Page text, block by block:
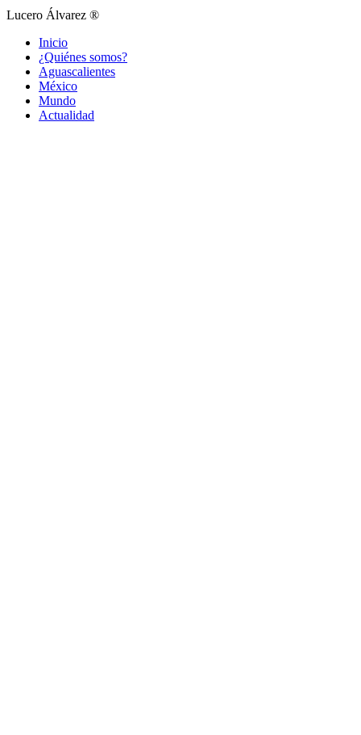
Lucero Álvarez ®
Inicio
¿Quiénes somos?
Aguascalientes
México
Mundo
Actualidad